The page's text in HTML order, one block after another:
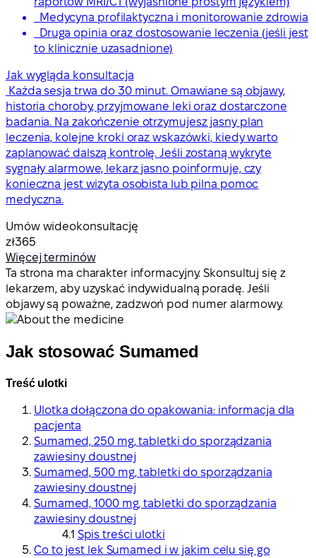
Medycyna profilaktyczna i monitorowanie zdrowia
Druga opinia oraz dostosowanie leczenia (jeśli jest
to klinicznie uzasadnione)
Jak wygląda konsultacja
Każda sesja trwa do 30 minut. Omawiane są objawy,
historia choroby, przyjmowane leki oraz dostarczone
badania. Na zakończenie otrzymujesz jasny plan
leczenia, kolejne kroki oraz wskazówki, kiedy warto
zaplanować dalszą kontrolę. Jeśli zostaną wykryte
sygnały alarmowe, lekarz jasno poinformuje, czy
konieczna jest wizyta osobista lub pilna pomoc
medyczna.
Umów wideokonsultację
zł365
Więcej terminów
Ta strona ma charakter informacyjny. Skonsultuj się z
lekarzem, aby uzyskać indywidualną poradę. Jeśli
objawy są poważne, zadzwoń pod numer alarmowy.
Jak stosować Sumamed
Treść ulotki
Ulotka dołączona do opakowania: informacja dla
pacjenta
Sumamed, 250 mg, tabletki do sporządzania
zawiesiny doustnej
Sumamed, 500 mg, tabletki do sporządzania
zawiesiny doustnej
Sumamed, 1000 mg, tabletki do sporządzania
zawiesiny doustnej
Spis treści ulotki
Co to jest lek Sumamed i w jakim celu się go